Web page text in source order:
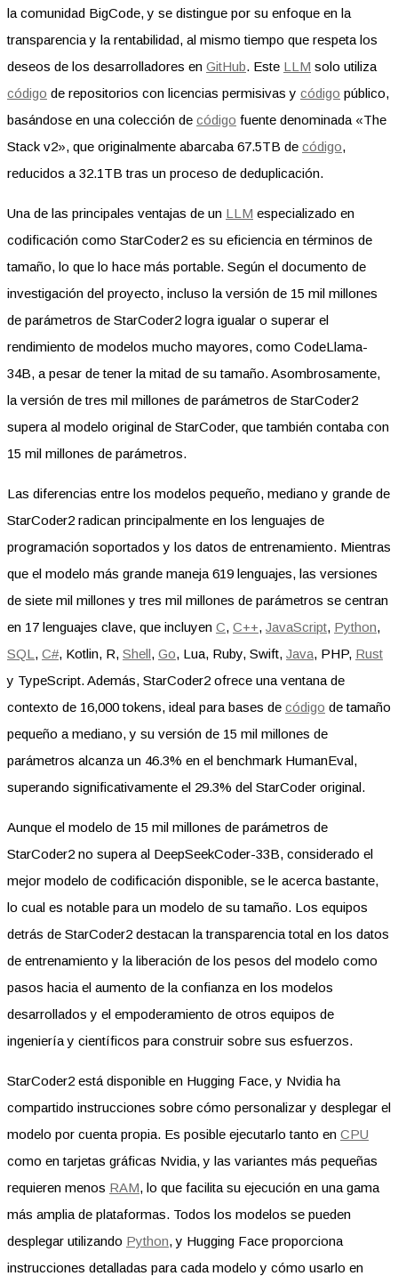
la comunidad BigCode, y se distingue por su enfoque en la
transparencia y la rentabilidad, al mismo tiempo que respeta los
deseos de los desarrolladores en GitHub. Este LLM solo utiliza
código de repositorios con licencias permisivas y código público,
basándose en una colección de código fuente denominada «The
Stack v2», que originalmente abarcaba 67.5TB de código,
reducidos a 32.1TB tras un proceso de deduplicación.
Una de las principales ventajas de un LLM especializado en
codificación como StarCoder2 es su eficiencia en términos de
tamaño, lo que lo hace más portable. Según el documento de
investigación del proyecto, incluso la versión de 15 mil millones
de parámetros de StarCoder2 logra igualar o superar el
rendimiento de modelos mucho mayores, como CodeLlama-
34B, a pesar de tener la mitad de su tamaño. Asombrosamente,
la versión de tres mil millones de parámetros de StarCoder2
supera al modelo original de StarCoder, que también contaba con
15 mil millones de parámetros.
Las diferencias entre los modelos pequeño, mediano y grande de
StarCoder2 radican principalmente en los lenguajes de
programación soportados y los datos de entrenamiento. Mientras
que el modelo más grande maneja 619 lenguajes, las versiones
de siete mil millones y tres mil millones de parámetros se centran
en 17 lenguajes clave, que incluyen C, C++, JavaScript, Python,
SQL , C#, Kotlin, R, Shell, Go, Lua, Ruby, Swift, Java, PHP, Rust
y TypeScript. Además, StarCoder2 ofrece una ventana de
contexto de 16,000 tokens, ideal para bases de código de tamaño
pequeño a mediano, y su versión de 15 mil millones de
parámetros alcanza un 46.3% en el benchmark HumanEval,
superando significativamente el 29.3% del StarCoder original.
Aunque el modelo de 15 mil millones de parámetros de
StarCoder2 no supera al DeepSeekCoder-33B, considerado el
mejor modelo de codificación disponible, se le acerca bastante,
lo cual es notable para un modelo de su tamaño. Los equipos
detrás de StarCoder2 destacan la transparencia total en los datos
de entrenamiento y la liberación de los pesos del modelo como
pasos hacia el aumento de la confianza en los modelos
desarrollados y el empoderamiento de otros equipos de
ingeniería y científicos para construir sobre sus esfuerzos.
StarCoder2 está disponible en Hugging Face, y Nvidia ha
compartido instrucciones sobre cómo personalizar y desplegar el
modelo por cuenta propia. Es posible ejecutarlo tanto en CPU
como en tarjetas gráficas Nvidia, y las variantes más pequeñas
requieren menos RAM, lo que facilita su ejecución en una gama
más amplia de plataformas. Todos los modelos se pueden
desplegar utilizando Python, y Hugging Face proporciona
instrucciones detalladas para cada modelo y cómo usarlo en